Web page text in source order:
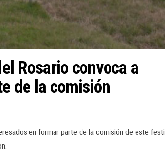
Rosario convoca a
de la comisión
en formar parte de la comisión de este